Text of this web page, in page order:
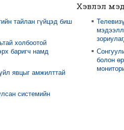
тайлан гүйцэд биш
холбоотой
баригч намд
явцыг амжилттай
системийн
Хэвлэл
болон